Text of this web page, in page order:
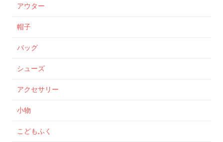
アウター
帽子
バッグ
シューズ
アクセサリー
小物
こどもふく